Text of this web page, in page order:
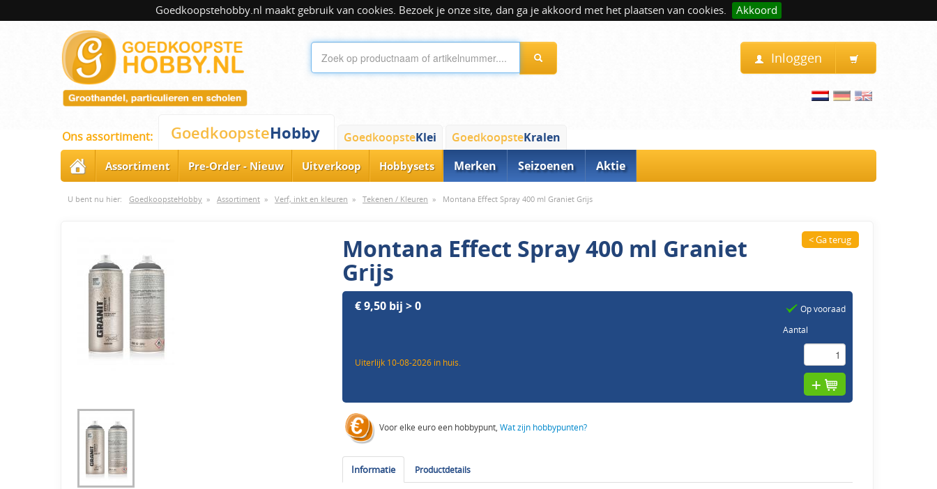
Goedkoopstehobby.nl maakt gebruik van cookies. Bezoek je onze site, dan ga je akkoord met het plaatsen van cookies. Akkoord
Inloggen
Ons assortiment: GoedkoopsteHobby GoedkoopsteKlei GoedkoopsteKralen
Assortiment Pre-Order - Nieuw Uitverkoop Hobbysets Merken Seizoenen Aktie
U bent nu hier: GoedkoopsteHobby » Assortiment » Verf, inkt en kleuren » Tekenen / Kleuren » Montana Effect Spray 400 ml Graniet Grijs
Montana Effect Spray 400 ml Graniet
Grijs
< Ga terug
€ 9,50 bij > 0
Uiterlijk 10-08-2026 in huis.
Op vooraad
Aantal
Voor elke euro een hobbypunt,Wat zijn hobbypunten?
Informatie Productdetails